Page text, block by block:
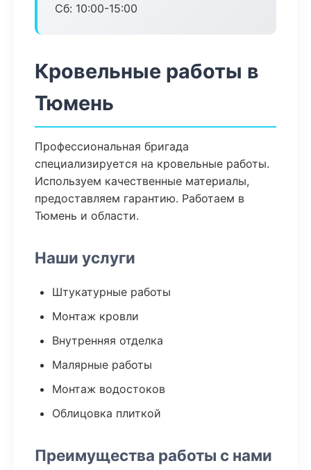
Сб: 10:00-15:00
Кровельные работы в
Тюмень
Профессиональная бригада
специализируется на кровельные работы.
Используем качественные материалы,
предоставляем гарантию. Работаем в
Тюмень и области.
Наши услуги
Штукатурные работы
Монтаж кровли
Внутренняя отделка
Малярные работы
Монтаж водостоков
Облицовка плиткой
Преимущества работы с нами